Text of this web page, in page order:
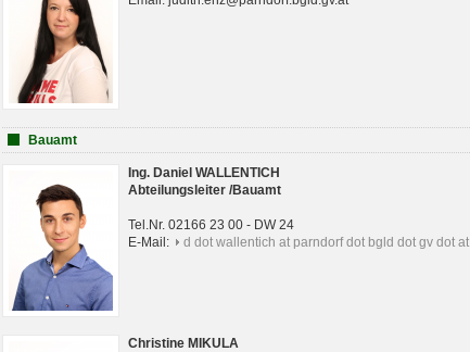
Bauamt
Ing. Daniel WALLENTICH
Abteilungsleiter /Bauamt
Tel.Nr. 02166 23 00 - DW 24
E-Mail:
d dot wallentich at parndorf dot bgld dot gv dot at
Christine MIKULA